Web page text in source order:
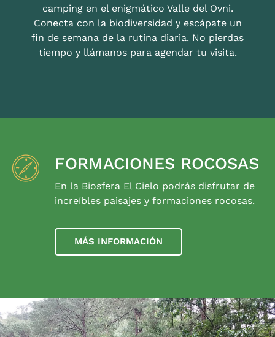
camping en el enigmático Valle del Ovni.
Conecta con la biodiversidad y escápate un
fin de semana de la rutina diaria. No pierdas
tiempo y llámanos para agendar tu visita.
FORMACIONES ROCOSAS
En la Biosfera El Cielo podrás disfrutar de
increíbles paisajes y formaciones rocosas.
MÁS INFORMACIÓN